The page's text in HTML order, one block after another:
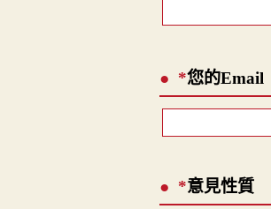
*您的Email
*意見性質